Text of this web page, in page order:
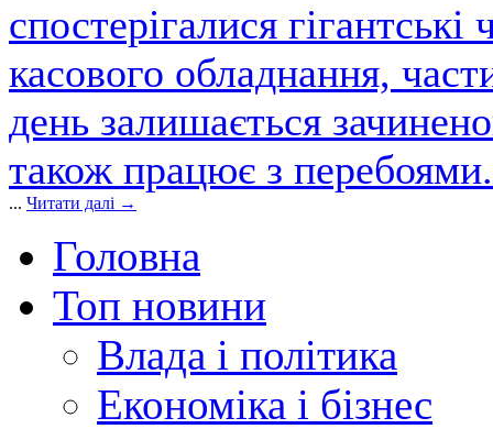
спостерігалися
касового обладнання,
день залишається
також працює з
... Читати далі →
Головна
Топ новини
Влада і політика
Економіка і бізнес